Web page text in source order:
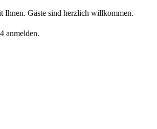
Ihnen. Gäste sind herzlich willkommen.
anmelden.